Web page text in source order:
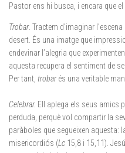
Pastor ens hi busca, i encara que
Trobar. Tractem d’imaginar
desert. És una imatge que
endevinar l’alegria que
aquesta recupera el sentiment de
Per tant, trobarés una veritable
Celebrar. Ell aplega els seus amics
perduda, perquè vol compartir la
paràboles que segueixen aquesta:
misericordiós (Lc 15,8 i 15,11).